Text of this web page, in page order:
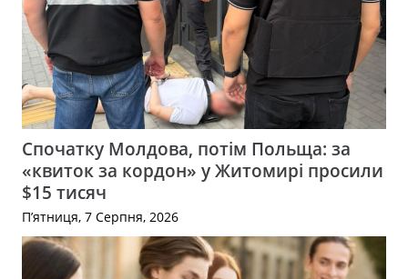
Спочатку Молдова, потім Польща: за
«квиток за кордон» у Житомирі просили
$15 тисяч
П’ятниця, 7 Серпня, 2026